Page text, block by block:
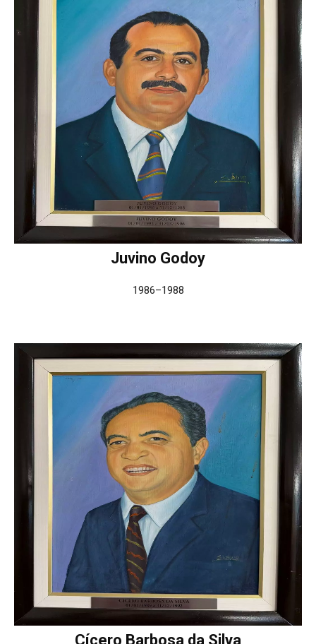
Juvino Godoy
1986–1988
Cícero Barbosa da Silva